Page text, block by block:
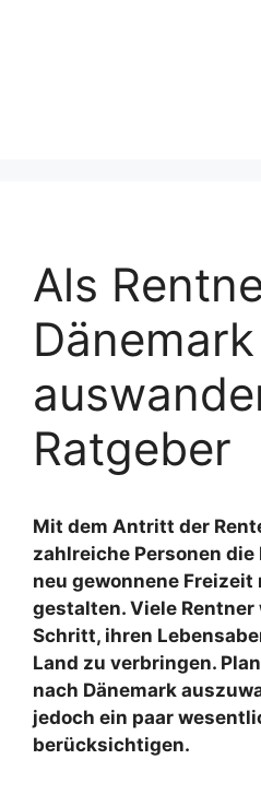
Als
Dänemark
Ratgeber
Mit dem Antritt der
zahlreiche Personen
neu gewonnene Freizeit
gestalten. Viele Rentner
Schritt, ihren
Land zu verbringen.
nach Dänemark
jedoch ein paar
berücksichtigen.